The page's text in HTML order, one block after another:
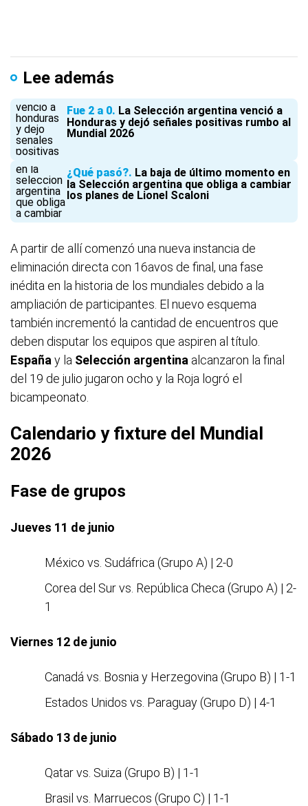
Lee además
Fue 2 a 0 La Selección argentina venció a
Honduras y dejó señales positivas rumbo al
Mundial 2026
¿Qué pasó? La baja de último momento en
la Selección argentina que obliga a cambiar
los planes de Lionel Scaloni
A partir de allí comenzó una nueva instancia de
eliminación directa con 16avos de final, una fase
inédita en la historia de los mundiales debido a la
ampliación de participantes. El nuevo esquema
también incrementó la cantidad de encuentros que
deben disputar los equipos que aspiren al título.
España y la Selección argentina alcanzaron la final
del 19 de julio jugaron ocho y la Roja logró el
bicampeonato.
Calendario y fixture del Mundial
2026
Fase de grupos
Jueves 11 de junio
México vs. Sudáfrica (Grupo A) | 2-0
Corea del Sur vs. República Checa (Grupo A) | 2-
1
Viernes 12 de junio
Canadá vs. Bosnia y Herzegovina (Grupo B) | 1-1
Estados Unidos vs. Paraguay (Grupo D) | 4-1
Sábado 13 de junio
Qatar vs. Suiza (Grupo B) | 1-1
Brasil vs. Marruecos (Grupo C) | 1-1